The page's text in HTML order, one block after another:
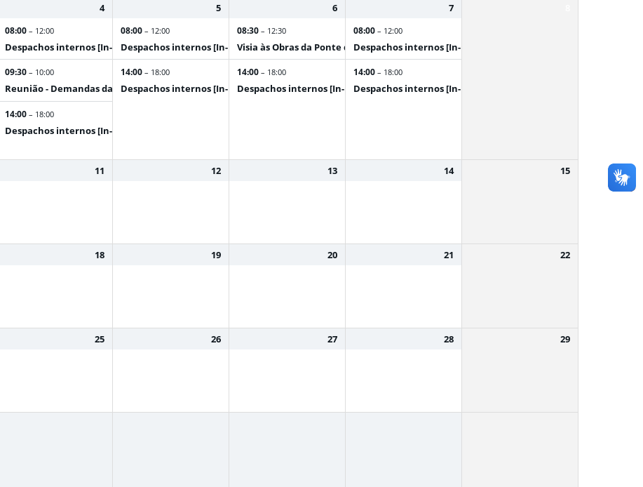
divisa de Novo Gama /
4
08:00 – 12:00
Despachos internos [In-person]
09:30 – 10:00
Reunião - Demandas da região de Pirenópolis
14:00 – 18:00
Despachos internos [In-person]
5
08:00 – 12:00
Despachos internos [In-person]
14:00 – 18:00
Despachos internos [In-person]
6
08:30 – 12:30
Visia às Obras da Ponte de Lagolândia
14:00 – 18:00
Despachos internos [In-person]
7
08:00 – 12:00
Despachos internos [In-person]
14:00 – 18:00
Despachos internos [In-person]
11 12 13 14 15
18 19 20 21 22
25 26 27 28 29